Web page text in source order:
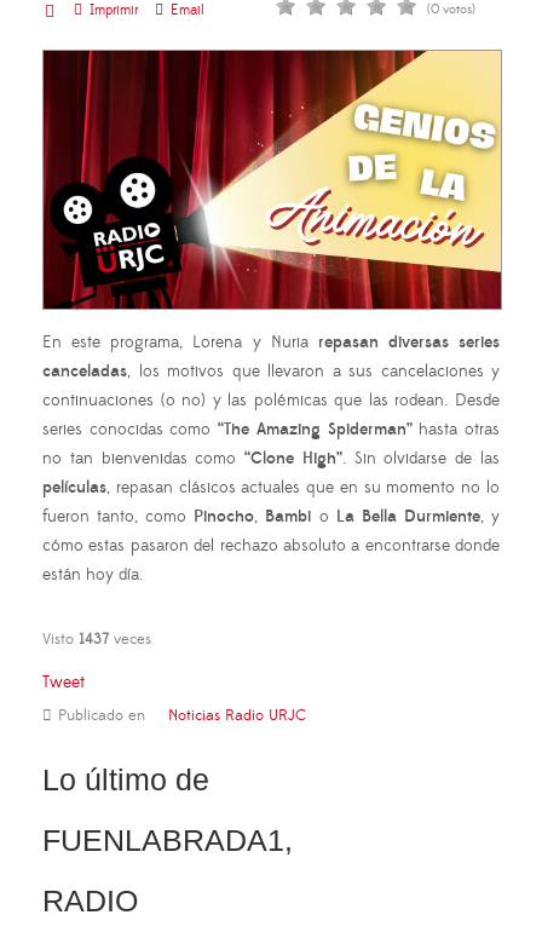
Imprimir
Email (0 votos)
En este programa, Lorena y Nuriarepasan diversas series
canceladas, los motivos que llevaron a sus cancelaciones y
continuaciones (o no) y las polémicas que las rodean. Desde
series conocidas como“The Amazing Spiderman”hasta otras
no tan bienvenidas como“Clone High”. Sin olvidarse de las
películas, repasan clásicos actuales que en su momento no lo
fueron tanto, como Pinocho, Bambi o La Bella Durmiente, y
cómo estas pasaron del rechazo absoluto a encontrarse donde
están hoy día.
Visto 1437 veces
Tweet
Publicado en Noticias Radio URJC
Lo último de
FUENLABRADA1,
RADIO